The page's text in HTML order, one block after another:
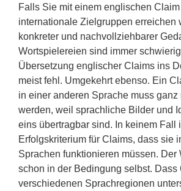
Falls Sie mit einem englischen
internationale Zielgruppen erreichen
konkreter und nachvollziehbarer
Wortspielereien sind immer
Übersetzung englischer Claims ins
meist fehl. Umgekehrt ebenso. Ein
in einer anderen Sprache muss ganz
werden, weil sprachliche Bilder und
eins übertragbar sind. In keinem Fall
Erfolgskriterium für Claims, dass sie
Sprachen funktionieren müssen. Der
schon in der Bedingung selbst. Dass
verschiedenen Sprachregionen